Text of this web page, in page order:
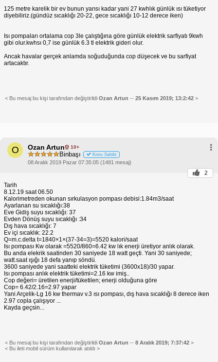
125 metre karelik bir ev bunun yarısı kadar yani 27 kwhlık günlük ısı tüketiyor
diyebiliriz.(gündüz sıcaklığı 20-22, gece sıcaklığı 10-12 derece iken)
Isı pompaları ortalama cop 3le çalıştığına göre günlük elektrik sarfiyatı 9kwh
gibi olur.kwhsı 0,7 ise günlük 6.3 tl elektrik gideri olur.
Ancak havalar gerçek anlamda soğuduğunda cop düşecek ve bu sarfiyat
artacaktır.
< Bu mesaj bu kişi tarafından değiştirildi Ozan Artun -- 25 Kasım 2019; 13:2:42 >
O Ozan Artun 10+
Binbaşı Konu Sahibi
08 Aralık 2019 Pazar 07:35:05 (1481 mesaj)
2
Tarih
8.12.19 saat 06.50
Kalorimetreden okunan sırkulasyon pompası debisi:1.84m3/saat
Ayarlanan su sıcaklığı:38
Eve Gidiş suyu sıcaklığı: 37
Evden Dönüş suyu sıcaklığı :34
Dış hava sıcaklığı: 7
Ev içi sıcaklık: 22.2
Q=m.c.delta t=1840×1×(37-34=3)=5520 kalori/saat
Isı pompası Kw olarak =5520/860=6.42 kw lık enerji üretiyor anlık olarak.
Bu anda elekrik saatinden 30 saniyede 18 watt geçti. Yani 30 saniyede;
watt.saat ışığı 18 defa yanıp söndü.
3600 saniyede yani saatteki elektrik tüketimi (3600x18)/30 yapar.
Isı pompası anlık elektrik tüketimi=2.16 kw imiş..
Cop değeri= üretilen enerji/tüketilen; enerji olduğuna göre
Cop= 6.42/2.16=2.97 yapar
Yani Arçelik-Lg 16 kw thermav v.3 ısı pompası, dış hava sıcaklığı 8 derece iken
2.97 copla çalışıyor ...
Kayda geçsin...
< Bu mesaj bu kişi tarafından değiştirildi Ozan Artun -- 8 Aralık 2019; 7:37:42 >
< Bu ileti mobil sürüm kullanılarak atıldı >